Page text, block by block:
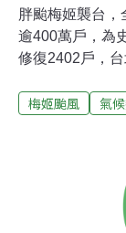
胖颱梅姬襲台
逾400萬戶，為
修復2402戶，
困。 受傷的
梅姬颱風 氣